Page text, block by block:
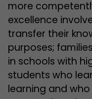
more
excellence
transfer their
purposes;
in schools with
students who
learning and